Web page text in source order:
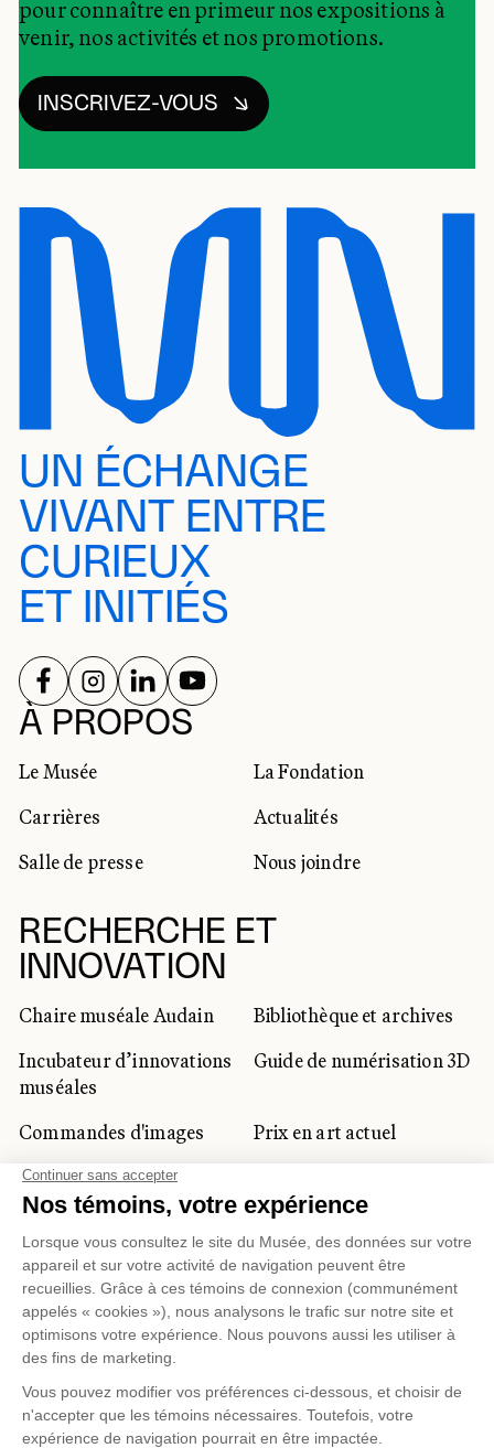
pour connaître en primeur nos expositions à
venir, nos activités et nos promotions.
INSCRIVEZ-VOUS
UN ÉCHANGE
VIVANT ENTRE
CURIEUX
ET INITIÉS
À PROPOS
Le Musée
La Fondation
Carrières
Actualités
Salle de presse
Nous joindre
RECHERCHE ET
INNOVATION
Chaire muséale Audain
Bibliothèque et archives
Incubateur d’innovations
muséales
Guide de numérisation 3D
Commandes d'images
Prix en art actuel
Prix Lynne-Cohen
CLIENTÈLE CORPORATIVE
ET PRIVÉE
Location d'espaces
Activités corporatives
professionnels du
tourisme
RÉSEAUX SOCIAUX
SUIVEZ-NOUS SUR
SUIVEZ-NOUS SUR
SUIVEZ-NOUS SUR
SUIVEZ-NOUS SUR